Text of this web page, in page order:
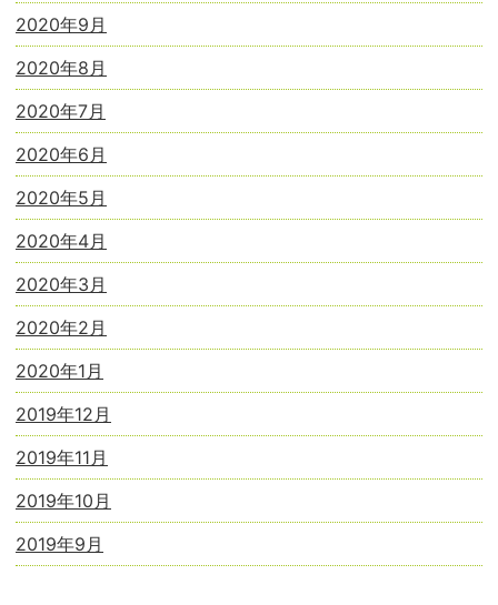
2020年9月
2020年8月
2020年7月
2020年6月
2020年5月
2020年4月
2020年3月
2020年2月
2020年1月
2019年12月
2019年11月
2019年10月
2019年9月